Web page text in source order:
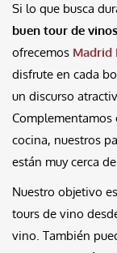
Si lo que busca
buen tour de vinos
ofrecemos Madrid
disfrute en cada
un discurso
Complementamos
cocina, nuestros
están muy cerca
Nuestro objetivo
tours de vino
vino. También